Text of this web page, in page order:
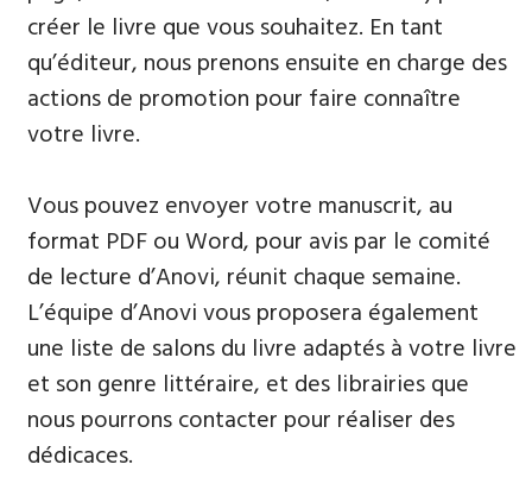
créer le livre que vous souhaitez. En tant
qu’éditeur, nous prenons ensuite en charge des
actions de promotion pour faire connaître
votre livre.
Vous pouvez envoyer votre manuscrit, au
format PDF ou Word, pour avis par le comité
de lecture d’Anovi, réunit chaque semaine.
L’équipe d’Anovi vous proposera également
une liste de salons du livre adaptés à votre livre
et son genre littéraire, et des librairies que
nous pourrons contacter pour réaliser des
dédicaces.